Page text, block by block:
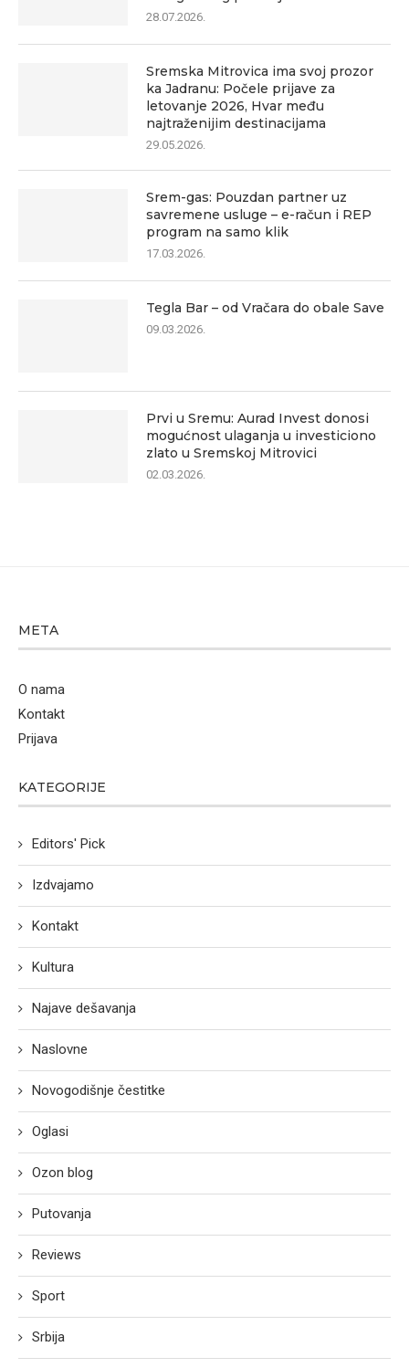
28.07.2026.
Sremska Mitrovica ima svoj prozor
ka Jadranu: Počele prijave za
letovanje 2026, Hvar među
najtraženijim destinacijama
29.05.2026.
Srem-gas: Pouzdan partner uz
savremene usluge – e-račun i REP
program na samo klik
17.03.2026.
Tegla Bar – od Vračara do obale Save
09.03.2026.
Prvi u Sremu: Aurad Invest donosi
mogućnost ulaganja u investiciono
zlato u Sremskoj Mitrovici
02.03.2026.
META
O nama
Kontakt
Prijava
KATEGORIJE
Editors' Pick
Izdvajamo
Kontakt
Kultura
Najave dešavanja
Naslovne
Novogodišnje čestitke
Oglasi
Ozon blog
Putovanja
Reviews
Sport
Srbija